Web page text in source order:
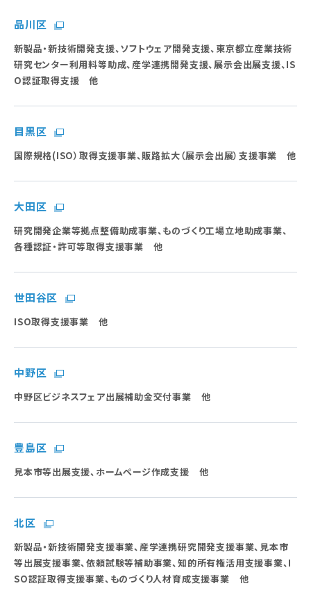
品川区
新製品・新技術開発支援、ソフトウェア開発支援、東京都立産業技術
研究センター利用料等助成、産学連携開発支援、展示会出展支援、IS
O認証取得支援 他
目黒区
国際規格(ISO）取得支援事業、販路拡大（展示会出展）支援事業 他
大田区
研究開発企業等拠点整備助成事業、ものづくり工場立地助成事業、
各種認証・許可等取得支援事業 他
世田谷区
ISO取得支援事業 他
中野区
中野区ビジネスフェア出展補助金交付事業 他
豊島区
見本市等出展支援、ホームページ作成支援 他
北区
新製品・新技術開発支援事業、産学連携研究開発支援事業、見本市
等出展支援事業、依頼試験等補助事業、知的所有権活用支援事業、I
SO認証取得支援事業、ものづくり人材育成支援事業 他